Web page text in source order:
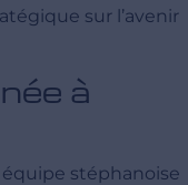
sur l’avenir
à
stéphanoise